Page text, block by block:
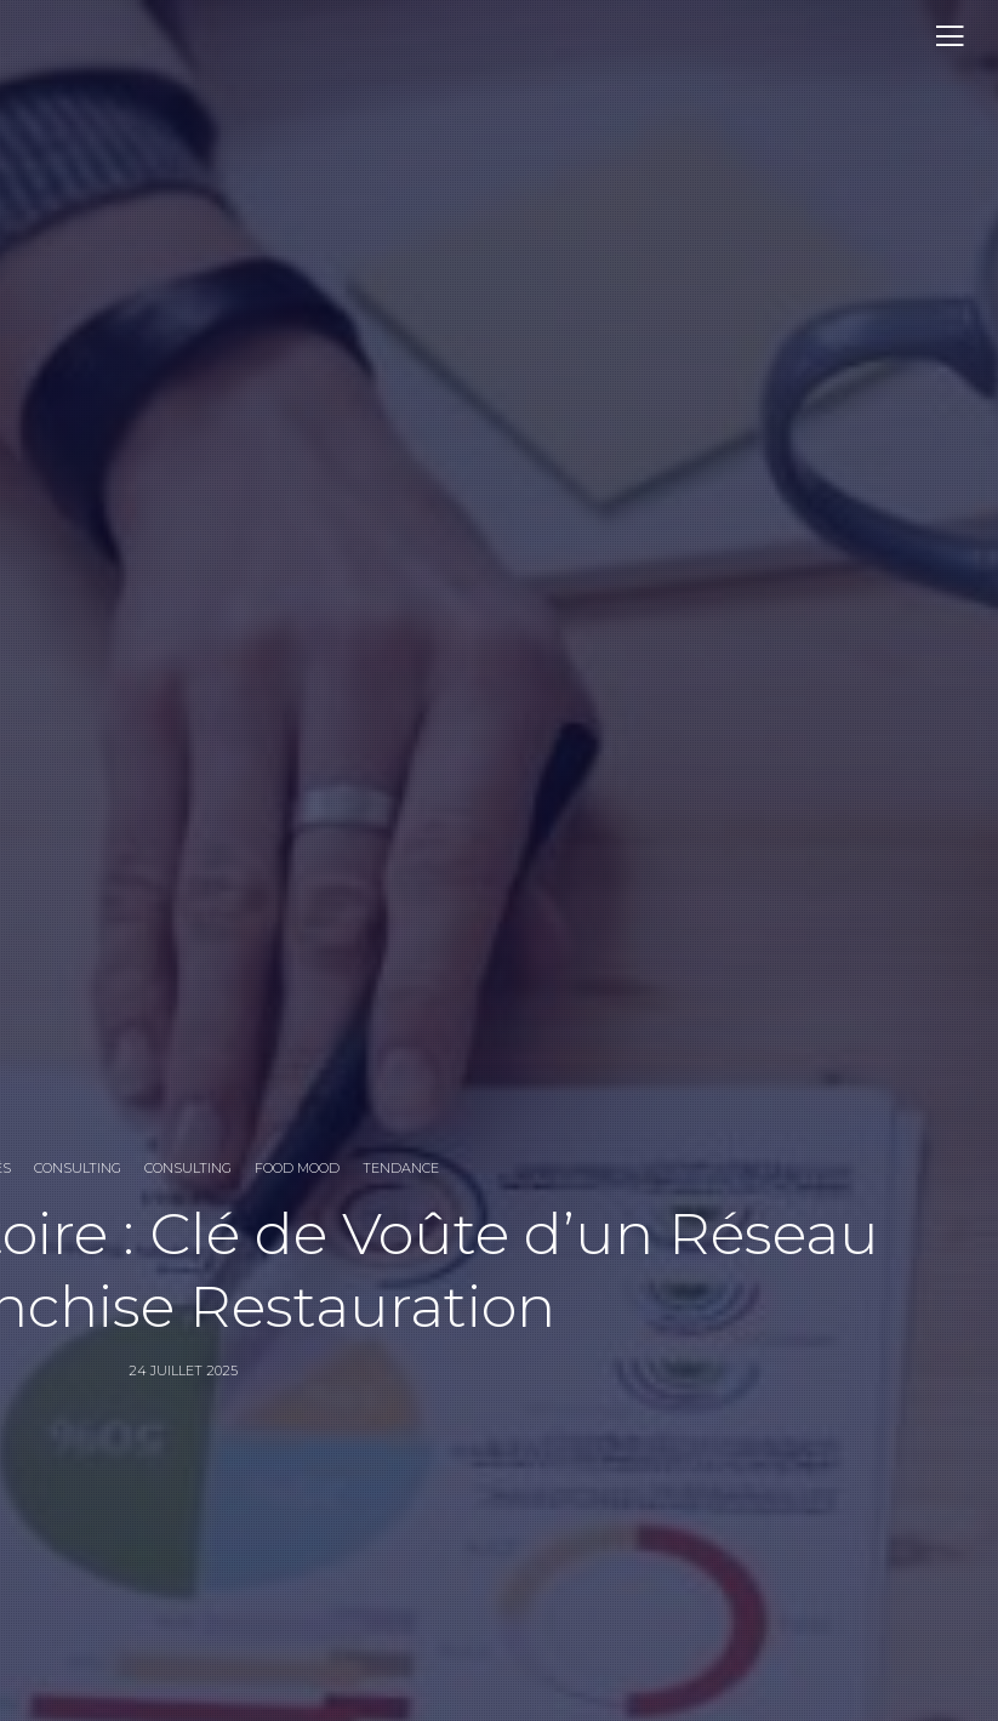
CONSULTING CONSULTING FOOD MOOD TENDANCE
: Clé de Voûte d’un Réseau
Restauration
24 JUILLET 2025